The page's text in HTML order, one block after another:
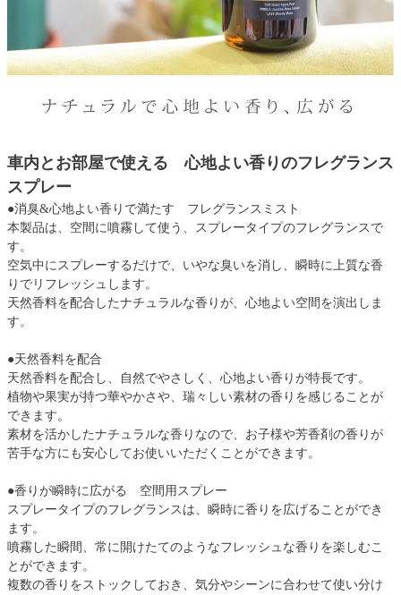
車内とお部屋で使える 心地よい香りのフレグランス
スプレー
●消臭&心地よい香りで満たす フレグランスミスト
本製品は、空間に噴霧して使う、スプレータイプのフレグランスで
す。
空気中にスプレーするだけで、いやな臭いを消し、瞬時に上質な香
りでリフレッシュします。
天然香料を配合したナチュラルな香りが、心地よい空間を演出しま
す。
●天然香料を配合
天然香料を配合し、自然でやさしく、心地よい香りが特長です。
植物や果実が持つ華やかさや、瑞々しい素材の香りを感じることが
できます。
素材を活かしたナチュラルな香りなので、お子様や芳香剤の香りが
苦手な方にも安心してお使いいただくことができます。
●香りが瞬時に広がる 空間用スプレー
スプレータイプのフレグランスは、瞬時に香りを広げることができ
ます。
噴霧した瞬間、常に開けたてのようなフレッシュな香りを楽しむこ
とができます。
複数の香りをストックしておき、気分やシーンに合わせて使い分け